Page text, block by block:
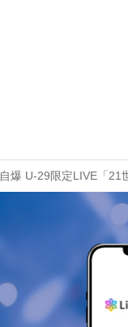
自爆 U-29限定LIVE「21